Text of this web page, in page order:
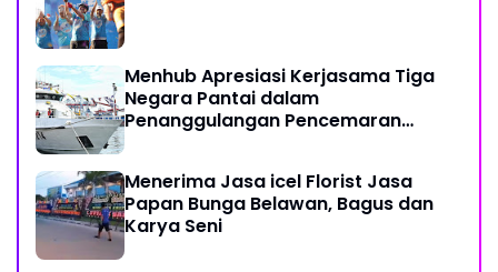
Menhub Apresiasi Kerjasama Tiga
Negara Pantai dalam
Penanggulangan Pencemaran
Menerima Jasa icel Florist Jasa
Papan Bunga Belawan, Bagus dan
Karya Seni